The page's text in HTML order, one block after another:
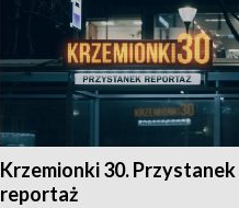
Krzemionki 30. Przystanek
reportaż